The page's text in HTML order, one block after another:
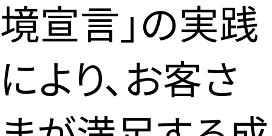
境宣言」の実践
により、お客さ